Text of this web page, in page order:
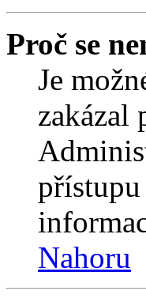
Proč se
Je
zakázal
Nahoru